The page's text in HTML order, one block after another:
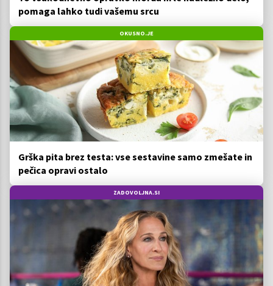
pomaga lahko tudi vašemu srcu
OKUSNO.JE
Grška pita brez testa: vse sestavine samo zmešate in
pečica opravi ostalo
ZADOVOLJNA.SI